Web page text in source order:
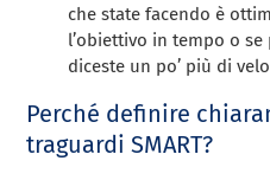
che state facendo è
l’obiettivo in tempo o
diceste un po’ più di
Perché definire
traguardi SMART?